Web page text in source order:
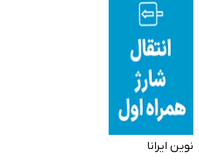
نوین ایرانا